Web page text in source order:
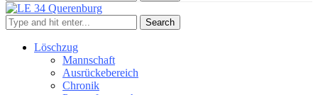
Search
Löschzug
Mannschaft
Ausrückebereich
Chronik